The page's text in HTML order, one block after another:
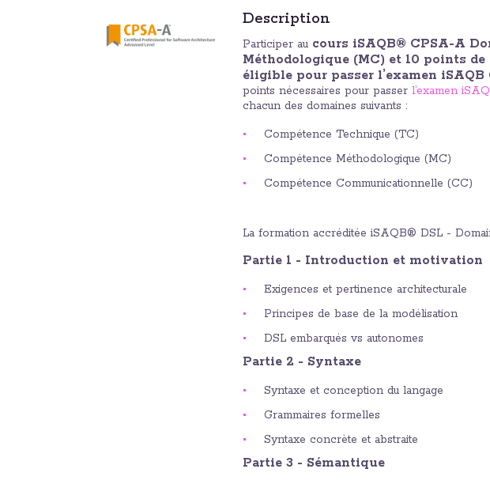
Description
Participer au cours iSAQB® CPSA-A
Méthodologique (MC) et 10 points
éligible pour passer l’examen
points nécessaires pour passer l’examen
chacun des domaines suivants :
Compétence Technique (TC)
Compétence Méthodologique (MC)
Compétence Communicationnelle (CC)
La formation accréditée iSAQB® DSL -
Partie 1 - Introduction et motivation
Exigences et pertinence architecturale
Principes de base de la modélisation
DSL embarqués vs autonomes
Partie 2 - Syntaxe
Syntaxe et conception du langage
Grammaires formelles
Syntaxe concrète et abstraite
Partie 3 - Sémantique